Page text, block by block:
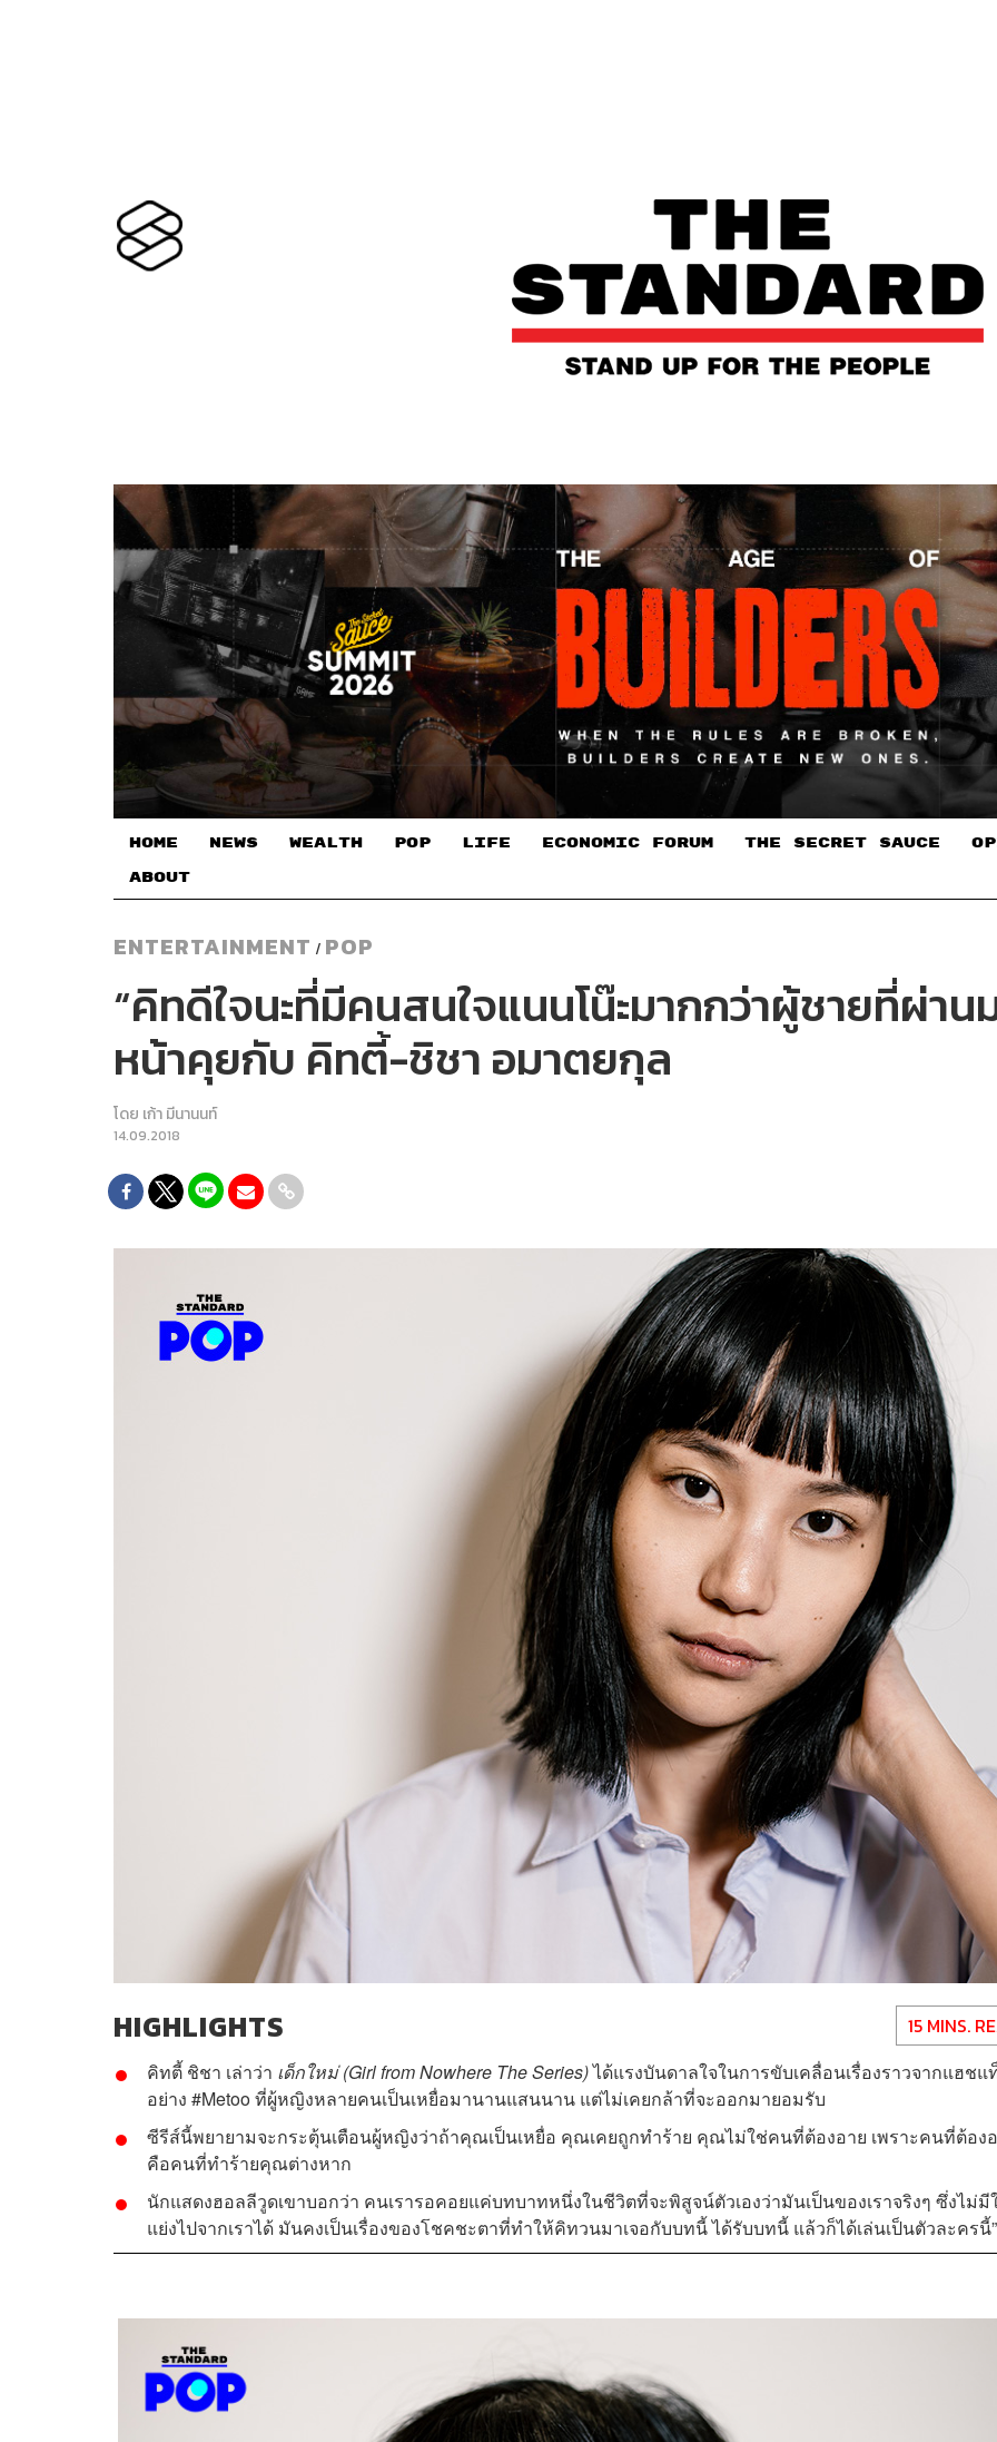
HOME NEWS WEALTH POP LIFE ECONOMIC FORUM THE SECRET SAUCE​
ABOUT
ENTERTAINMENT / POP
“คิทดีใจนะที่มีคนสนใจแนนโน๊ะมากกว่าผู้ชายที่ผ่า
หน้าคุยกับ คิทตี้-ชิชา อมาตยกุล
โดย เก้า มีนานนท์
14.09.2018
HIGHLIGHTS 15 MINS.
คิทตี้ ชิชา เล่าว่า เด็กใหม่ (Girl from Nowhere The Series)ได้แรงบันดาลใจในการขับเคลื่อนเรื่องราวจากแฮชแ
อย่าง #Metoo ที่ผู้หญิงหลายคนเป็นเหยื่อมานานแสนนาน แต่ไม่เคยกล้าที่จะออกมายอมรับ
ซีรีส์นี้พยายามจะกระตุ้นเตือนผู้หญิงว่าถ้าคุณเป็นเหยื่อ คุณเคยถูกทำร้าย คุณไม่ใช่คนที่ต้องอาย เพราะคนที่ต้อง
คือคนที่ทำร้ายคุณต่างหาก
นักแสดงฮอลลีวูดเขาบอกว่า คนเรารอคอยแค่บทบาทหนึ่งในชีวิตที่จะพิสูจน์ตัวเองว่ามันเป็นของเราจริงๆ ซึ่งไม่มี
แย่งไปจากเราได้ มันคงเป็นเรื่องของโชคชะตาที่ทำให้คิทวนมาเจอกับบทนี้ ได้รับบทนี้ แล้วก็ได้เล่นเป็นตัวละครนี้”